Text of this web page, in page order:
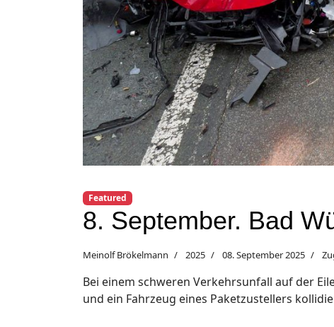
Featured
8. September. Bad
Meinolf Brökelmann 2025 08. September 2025
Bei einem schweren Verkehrsunfall auf der
und ein Fahrzeug eines Paketzustellers